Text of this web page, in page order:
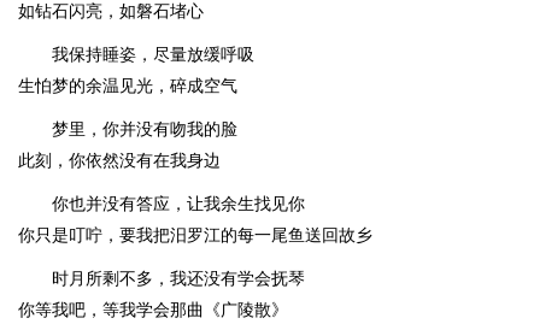
如钻石闪亮，如磐石堵心
我保持睡姿，尽量放缓呼吸
生怕梦的余温见光，碎成空气
梦里，你并没有吻我的脸
此刻，你依然没有在我身边
你也并没有答应，让我余生找见你
你只是叮咛，要我把汨罗江的每一尾鱼送回故乡
时月所剩不多，我还没有学会抚琴
你等我吧，等我学会那曲《广陵散》